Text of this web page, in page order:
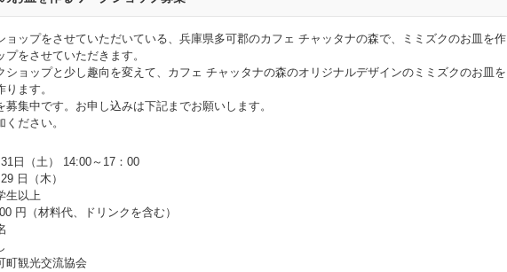
ョップをさせていただいている、兵庫県多可郡のカフェ チャッタナの森で、ミミズクのお皿を作
プをさせていただきます。
ショップと少し趣向を変えて、カフェ チャッタナの森のオリジナルデザインのミミズクのお皿を
ます。
募集中です。お申し込みは下記までお願いします。
ださい。
日（土） 14:00～17：00
日（木）
生以上
円（材料代、ドリンクを含む）
町観光交流協会